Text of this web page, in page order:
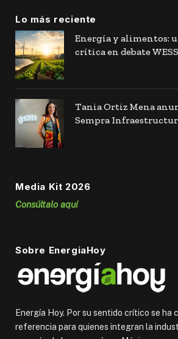
Lo más reciente
Energía y alimentos:
crítica en debate
Tania Ortiz Mena
Sempra
Media Kit 2026
Consúltalo aquí
Sobre EnergiaHoy
Energía Hoy. Por su sentido crítico se ha
referencia para quienes integran la